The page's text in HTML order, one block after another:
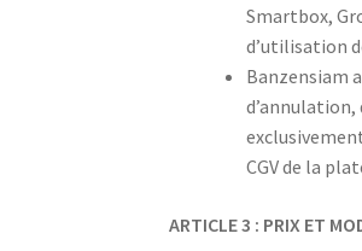
Smartbox,
d’utilisation
Banzensiam
CGV de la
ARTICLE 3 : PRIX ET